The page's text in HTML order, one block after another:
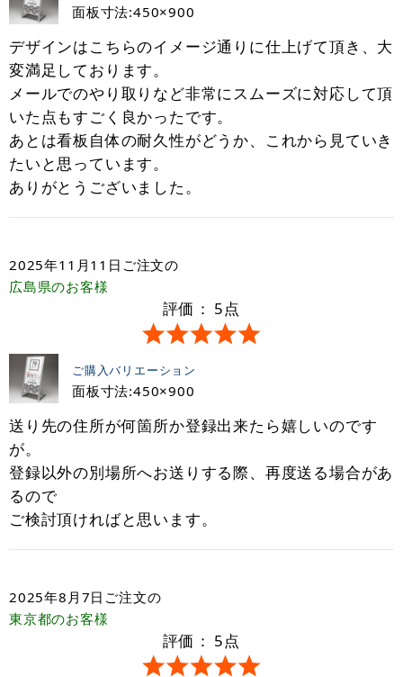
面板寸法:450×900
デザインはこちらのイメージ通りに仕上げて頂き、大
変満足しております。
メールでのやり取りなど非常にスムーズに対応して頂
いた点もすごく良かったです。
あとは看板自体の耐久性がどうか、これから見ていき
たいと思っています。
ありがとうございました。
2025年11月11日 ご注文の
広島県のお客様
評価： 5点
ご購入バリエーション
面板寸法:450×900
送り先の住所が何箇所か登録出来たら嬉しいのです
が。
登録以外の別場所へお送りする際、再度送る場合があ
るので
ご検討頂ければと思います。
2025年8月7日 ご注文の
東京都のお客様
評価： 5点